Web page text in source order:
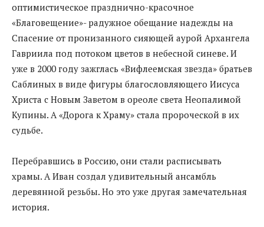
оптимистическое празднично-красочное
«Благовещение»- радужное обещание надежды на
Спасение от пронизанного сияющей аурой Архангела
Гавриила под потоком цветов в небесной синеве. И
уже в 2000 году зажглась «Вифлеемская звезда» братьев
Саблиных в виде фигуры благословляющего Иисуса
Христа с Новым Заветом в ореоле света Неопалимой
Купины. А «Дорога к Храму» стала пророческой в их
судьбе.
Перебравшись в Россию, они стали расписывать
храмы. А Иван создал удивительный ансамбль
деревянной резьбы. Но это уже другая замечательная
история.